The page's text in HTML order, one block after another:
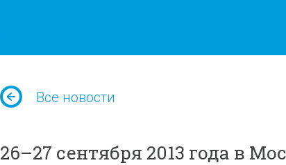
Все новости
26–27 сентября 2013 года в